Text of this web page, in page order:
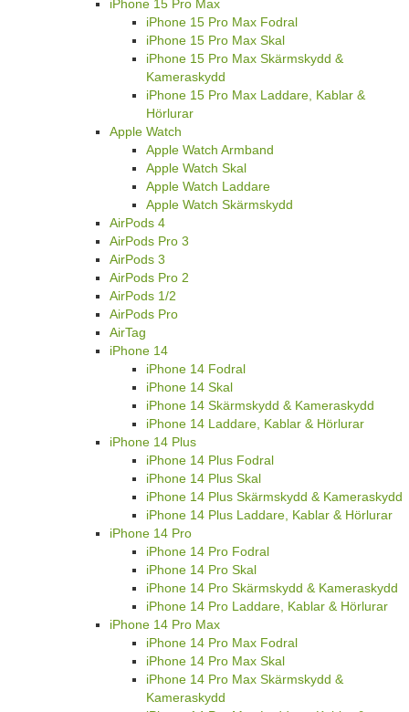
iPhone 15 Pro Max
iPhone 15 Pro Max Fodral
iPhone 15 Pro Max Skal
iPhone 15 Pro Max Skärmskydd &
Kameraskydd
iPhone 15 Pro Max Laddare, Kablar &
Hörlurar
Apple Watch
Apple Watch Armband
Apple Watch Skal
Apple Watch Laddare
Apple Watch Skärmskydd
AirPods 4
AirPods Pro 3
AirPods 3
AirPods Pro 2
AirPods 1/2
AirPods Pro
AirTag
iPhone 14
iPhone 14 Fodral
iPhone 14 Skal
iPhone 14 Skärmskydd & Kameraskydd
iPhone 14 Laddare, Kablar & Hörlurar
iPhone 14 Plus
iPhone 14 Plus Fodral
iPhone 14 Plus Skal
iPhone 14 Plus Skärmskydd & Kameraskydd
iPhone 14 Plus Laddare, Kablar & Hörlurar
iPhone 14 Pro
iPhone 14 Pro Fodral
iPhone 14 Pro Skal
iPhone 14 Pro Skärmskydd & Kameraskydd
iPhone 14 Pro Laddare, Kablar & Hörlurar
iPhone 14 Pro Max
iPhone 14 Pro Max Fodral
iPhone 14 Pro Max Skal
iPhone 14 Pro Max Skärmskydd &
Kameraskydd